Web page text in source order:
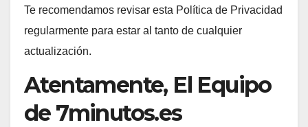
Te recomendamos revisar esta Política de Privacidad
regularmente para estar al tanto de cualquier
actualización.
Atentamente, El Equipo
de 7minutos.es